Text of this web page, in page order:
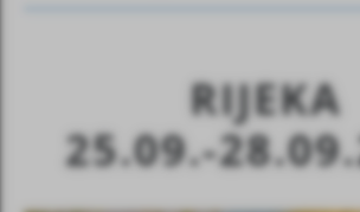
RIJEKA
25.09.-